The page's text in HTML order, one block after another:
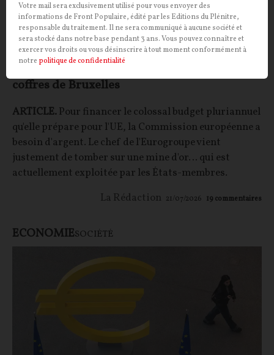
Comment l’Eurogroupe compte remplir les
coffres de Bruxelles
ARTICLE.Pour financer le colossal budget pluriannuel
qu'elle prépare pour l'UE, la Commission européenne a
besoin d'argent. Le chef de l'Eurogroupe vient
justement de tomber sur une mine d'or… qui est
actuellement exploitée par les États-membres.
La Rédaction 21/07/2026 19 commentaires
ECONOMIESOCIÉTÉ
Votre mail sera exclusivement utilisé pour vous envoyer des
informations de Front Populaire, édité par les Editions du Plénitre,
responsable du traitement. Il ne sera communiqué à aucune société et
sera stocké dans notre base pendant 3 ans. Vous pouvez connaître et
exercer vos droits ou vous désinscrire à tout moment conformément à
notre politique de confidentialité